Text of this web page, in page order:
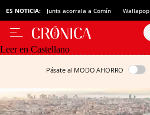
ES NOTICIA: Junts acorrala a Comín Wallapop
Leer en Castellano
Pásate al MODO AHORRO